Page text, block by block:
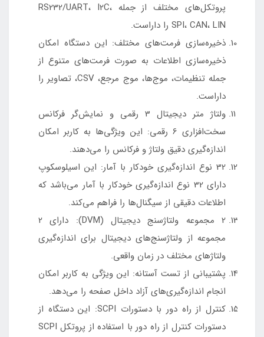
پروتکل‌های مختلف از جمله RS232/UART، I2C،
SPI، CAN، LIN را داراست.
ذخیره‌سازی فرمت‌های مختلف: این دستگاه امکان
ذخیره‌سازی اطلاعات به صورت فرمت‌های متنوع از
جمله تنظیمات، موج‌ها، موج مرجع، CSV، تصاویر را
داراست.
ولتاژ متر دیجیتال 3 رقمی و نمایش‌گر فرکانس
سخت‌افزاری 6 رقمی: این ویژگی‌ها به کاربر امکان
اندازه‌گیری دقیق ولتاژ و فرکانس را می‌دهند.
32 نوع اندازه‌گیری خودکار با آمار: این اسیلوسکوپ
دارای 32 نوع اندازه‌گیری خودکار با آمار می‌باشد که
اطلاعات دقیقی از سیگنال‌ها را فراهم می‌کند.
2 مجموعه ولتاژ‌سنج دیجیتال (DVM): دارای 2
مجموعه از ولتاژ‌سنج‌های دیجیتال برای اندازه‌گیری
ولتاژ‌های مختلف در زمان واقعی.
پشتیبانی از تست آستانه: این ویژگی به کاربر امکان
انجام اندازه‌گیری‌های آزاد داخل صفحه را می‌دهد.
کنترل از راه دور با دستورات SCPI: این دستگاه از
دستورات کنترل از راه دور با استفاده از پروتکل SCPI